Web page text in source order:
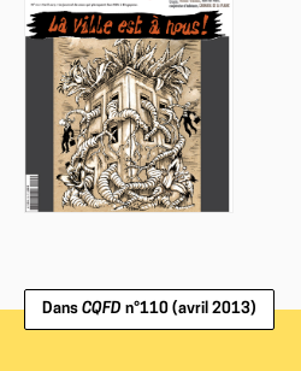
Dans CQFD n°110 (avril 2013)